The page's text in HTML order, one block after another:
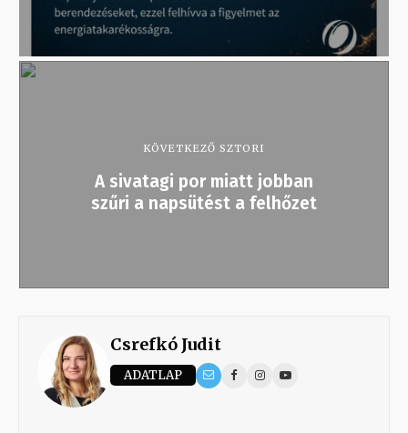
KÖVETKEZŐ SZTORI
A sivatagi por miatt jobban
szűri a napsütést a felhőzet
Csrefkó Judit
ADATLAP